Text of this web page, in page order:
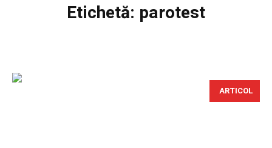
Etichetă: parotest
ARTICOL